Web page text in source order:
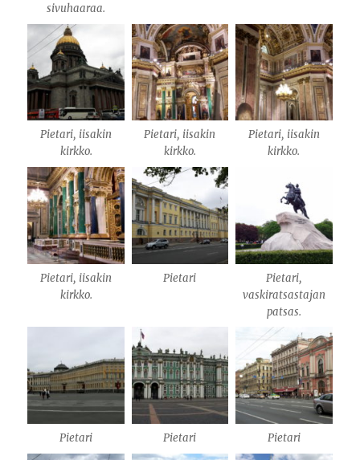
sivuhaaraa.
Pietari, iisakin
kirkko.
Pietari, iisakin
kirkko.
Pietari, iisakin
kirkko.
Pietari, iisakin
kirkko.
Pietari
Pietari,
vaskiratsastajan
patsas.
Pietari Pietari Pietari